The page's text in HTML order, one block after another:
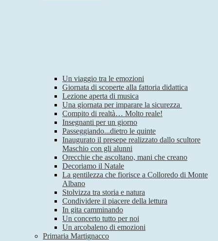
Un viaggio tra le emozioni
Giornata di scoperte alla fattoria didattica
Lezione aperta di musica
Una giornata per imparare la sicurezza
Compito di realtà… Molto reale!
Insegnanti per un giorno
Passeggiando...dietro le quinte
Inaugurato il presepe realizzato dallo scultore
Maschio con gli alunni
Orecchie che ascoltano, mani che creano
Decoriamo il Natale
La gentilezza che fiorisce a Colloredo di Monte
Albano
Stolvizza tra storia e natura
Condividere il piacere della lettura
In gita camminando
Un concerto tutto per noi
Un arcobaleno di emozioni
Primaria Martignacco